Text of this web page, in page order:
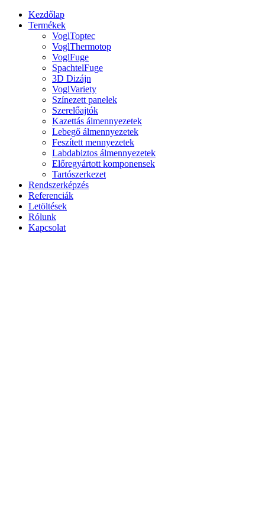
Kezdőlap
Termékek
VoglToptec
VoglThermotop
VoglFuge
SpachtelFuge
3D Dizájn
VoglVariety
Színezett panelek
Szerelőajtók
Kazettás álmennyezetek
Lebegő álmennyezetek
Feszített mennyezetek
Labdabiztos álmennyezetek
Előregyártott komponensek
Tartószerkezet
Rendszerképzés
Referenciák
Letöltések
Rólunk
Kapcsolat